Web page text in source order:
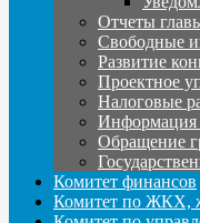
Отчеты
Свободные
Развитие
Проектное
Налоговые
Информация
Обращение
Комитет финансов
Комитет по ЖКХ,